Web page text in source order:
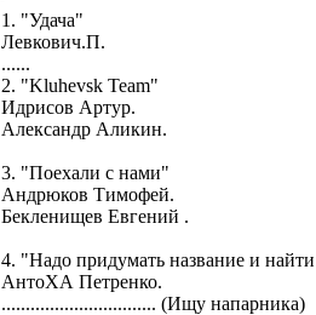
1. "Удача"
Левкович.П.
......
2. "Kluhevsk Team"
Идрисов Артур.
Александр Аликин.
3. "Поехали с нами"
Андрюков Тимофей.
Бекленищев Евгений .
4. "Надо придумать название и
АнтоХА Петренко.
................................ (Ищу напарника)